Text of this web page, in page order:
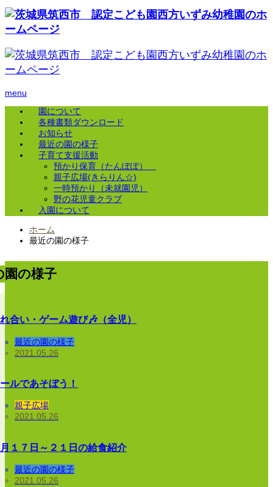
menu
園について
各種書類ダウンロード
お知らせ
最近の園の様子
子育て支援活動
預かり保育（たんぽぽ）
親子広場(きらりん☆)
一時預かり（未就園児）
野の花児童クラブ
入園について
ホーム
最近の園の様子
園の様子
合い・ゲーム遊び🎶（全児）
最近の園の様子
2021.05.26
ルであそぼう！
親子広場
2021.05.26
１７日～２１日の給食紹介
最近の園の様子
2021.05.26